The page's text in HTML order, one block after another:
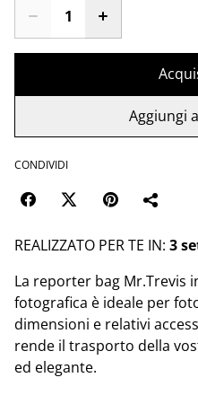
Aggiungi
CONDIVIDI
REALIZZATO PER TE IN: 3
La reporter bag Mr.Trevis
fotografica è ideale per
dimensioni e relativi
rende il trasporto della
ed elegante.